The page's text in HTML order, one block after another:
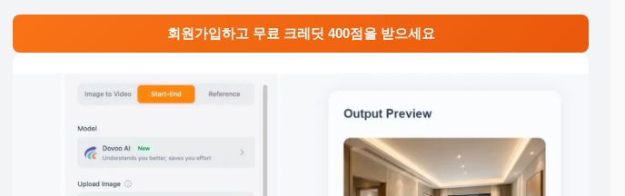
회원가입하고 무료 크레딧 400점을 받으세요